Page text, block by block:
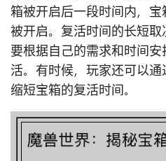
箱被开启后一段时间内，
被开启。复活时间的长短
要根据自己的需求和时间
活。有时候，玩家还可以
缩短宝箱的复活时间。